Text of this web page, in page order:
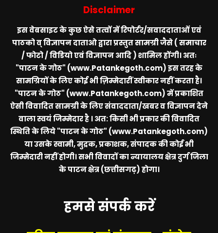
Disclaimer
इस वेबसाइट के कुछ ऐसे तत्वों में रिपोर्टर/सवाददाताओं एवं
पाठको व् विज्ञापन दाताओ द्वारा प्रस्तुत सामग्री जैसे ( समाचार
/ फोटो / विडियो एवं विज्ञापन आदि ) शामिल होंगी। अतः
"पाटन के गोठ" (www.Patankegoth.com)इस तरह के
सामग्रियों के लिए कोई भी ज़िम्मेदारीं स्वीकार नहीं करता है।
"पाटन के गोठ" (www.Patankegoth.com)में प्रकाशित
ऐसी विवादित सामग्री के लिए संवाददाता/खबर व विज्ञापन देने
वाला स्वयं जिम्मेदार है । अत: किसी भी प्रकार की विवादित
स्थिति के लिये"पाटन के गोठ" (www.Patankegoth.com)
या उसके स्वामी, मुद्रक, प्रकाशक, संपादक की कोई भी
जिम्मेदारी नहीं होगी। सभी विवादों का न्यायालय क्षेत्र दुर्ग जिला
के पाटन क्षेत्र (छत्तीसगढ़) होगा।
हमसे संपर्क करें